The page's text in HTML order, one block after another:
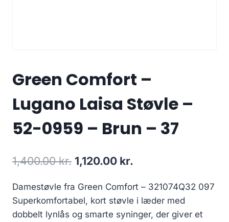
Green Comfort –
Lugano Laisa Støvle –
52-0959 – Brun – 37
1,400.00kr. Den
pris
var:
1,120.00 kr.
pris
er:
Damestøvle fra Green Comfort – 321074Q32 097
Superkomfortabel, kort støvle i læder med
dobbelt lynlås og smarte syninger, der giver et